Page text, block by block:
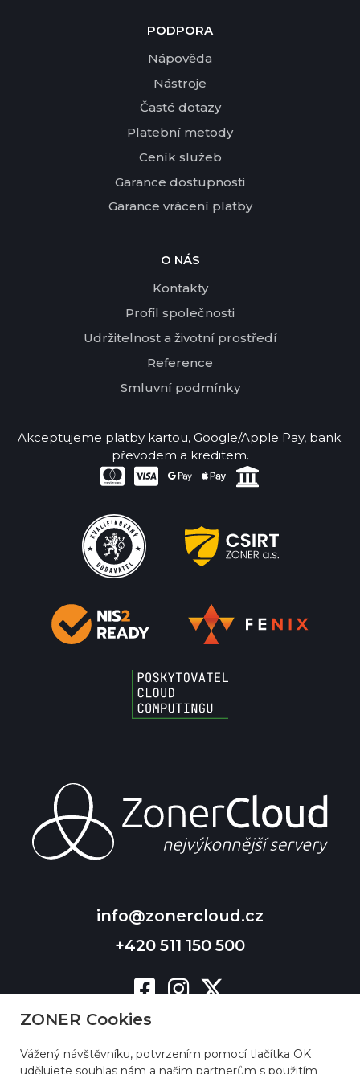
info@zonercloud.cz
+420 511 150 500
PODPORA
Nápověda
Nástroje
Časté dotazy
Platební metody
Ceník služeb
Garance dostupnosti
Garance vrácení platby
O NÁS
Kontakty
Profil společnosti
Udržitelnost a životní prostředí
Reference
Smluvní podmínky
Akceptujeme platby kartou, Google/Apple Pay, bank.
převodem a kreditem.
ZONER Cookies
Vážený návštěvníku, potvrzením pomocí tlačítka OK
udělujete souhlas nám a našim partnerům s použitím